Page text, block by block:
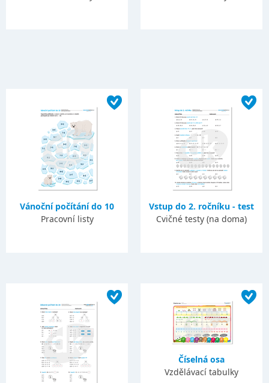
Vánoční počítání do 10
Pracovní listy
Vstup do 2. ročníku - test
Cvičné testy (na doma)
Číselná osa
Vzdělávací tabulky